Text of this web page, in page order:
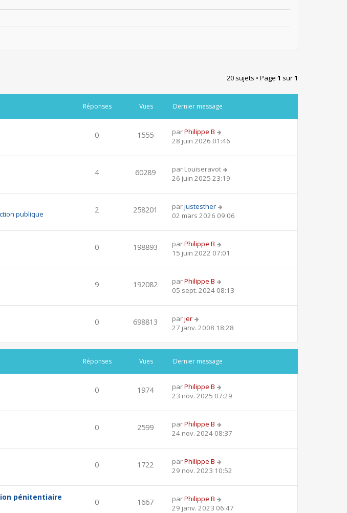
20 sujets • Page 1 sur1
Réponses Vues Dernier message
0 1555 parPhilippe B
28 juin 2026 01:46
4 60289 par Louiseravot
26 juin 2025 23:19
publique 2 258201 parjustesther
02 mars 2026 09:06
0 198893 parPhilippe B
15 juin 2022 07:01
9 192082 parPhilippe B
05 sept. 2024 08:13
0 698813 parjer
27 janv. 2008 18:28
Réponses Vues Dernier message
0 1974 parPhilippe B
23 nov. 2025 07:29
0 2599 parPhilippe B
24 nov. 2024 08:37
0 1722 parPhilippe B
29 nov. 2023 10:52
pénitentiaire
0 1667 parPhilippe B
29 janv. 2023 06:47